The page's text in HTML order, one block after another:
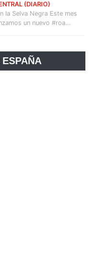
(DIARIO)
la Selva Negra Este mes
un nuevo #roa…